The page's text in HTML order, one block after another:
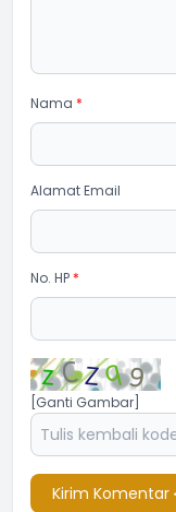
Nama *
Alamat Email
No. HP *
[Ganti Gambar]
Kirim Komentar